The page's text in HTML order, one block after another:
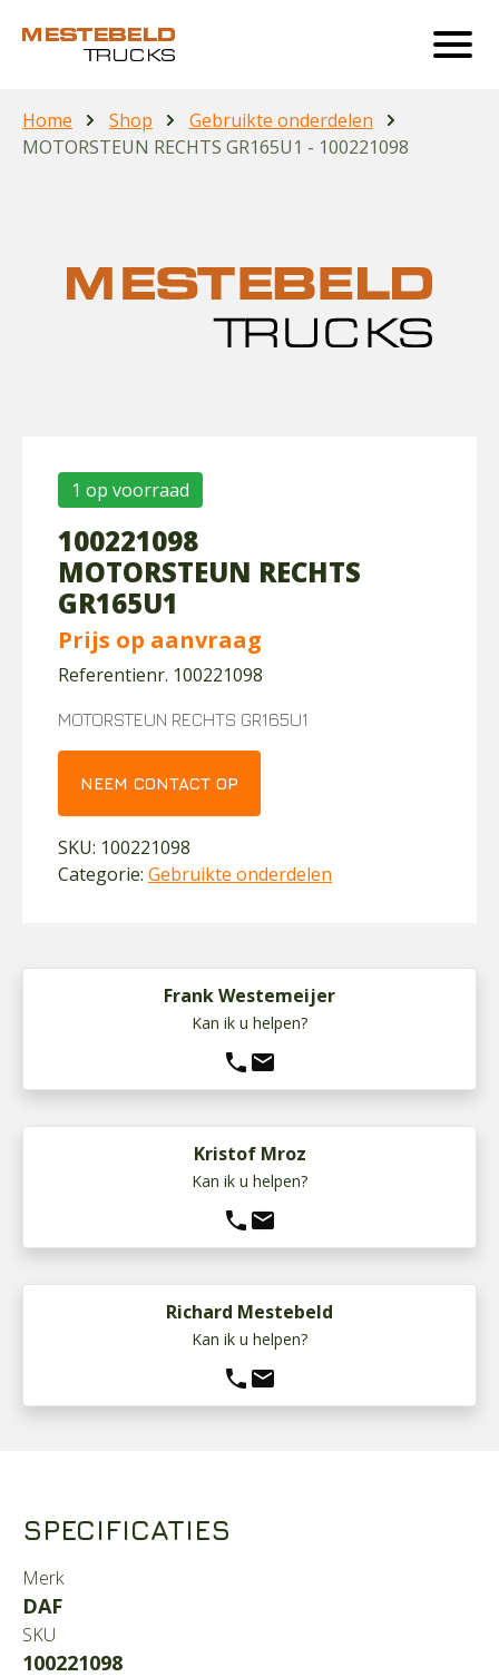
Home Shop
Gebruikte onderdelen
MOTORSTEUN RECHTS GR165U1 - 100221098
1 op voorraad
100221098
MOTORSTEUN RECHTS
GR165U1
Prijs op aanvraag
Referentienr. 100221098
MOTORSTEUN RECHTS GR165U1
NEEM CONTACT OP
SKU: 100221098
Categorie: Gebruikte onderdelen
Frank Westemeijer
Kan ik u helpen?
phone mail
Kristof Mroz
Kan ik u helpen?
phone mail
Richard Mestebeld
Kan ik u helpen?
phone mail
SPECIFICATIES
Merk
DAF
SKU
100221098